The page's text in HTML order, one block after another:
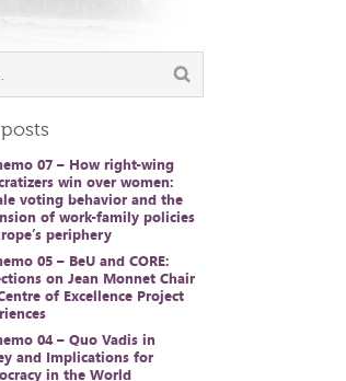
07 – How right-wing
win over women:
voting behavior and the
of work-family policies
periphery
05 – BeU and CORE:
on Jean Monnet Chair
of Excellence Project
04 – Quo Vadis in
and Implications for
in the World